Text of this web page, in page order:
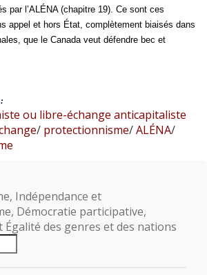
par l’ALÉNA (chapitre 19). Ce sont ces
appel et hors État, complètement biaisés dans
que le Canada veut défendre bec et
ou libre-échange anticapitaliste
/ protectionnisme/ALÉNA/
Indépendance et
Démocratie participative,
Égalité des genres et des nations